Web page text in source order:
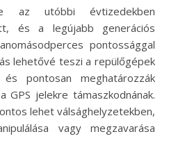
az utóbbi évtizedekben
és a legújabb generációs
pontossággal
lehetővé teszi a repülőgépek
pontosan meghatározzák
GPS jelekre támaszkodnának.
lehet válsághelyzetekben,
vagy megzavarása